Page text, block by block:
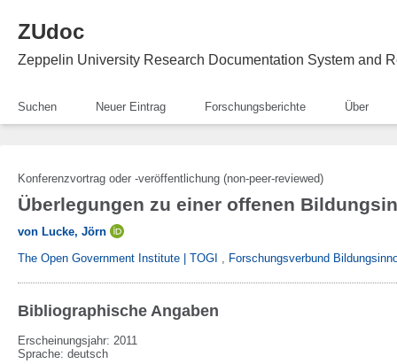
ZUdoc
Zeppelin University Research Documentation System and
Suchen Neuer Eintrag Forschungsberichte Über
Konferenzvortrag oder -veröffentlichung (non-peer-reviewed)
Überlegungen zu einer offenen
von Lucke, Jörn
The Open Government Institute | TOGI , Forschungsverbund
Bibliographische Angaben
Erscheinungsjahr: 2011
Sprache: deutsch